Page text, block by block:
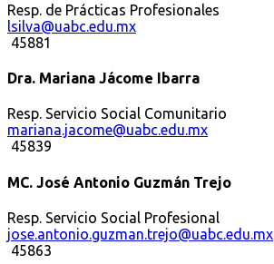
Resp. de Prácticas Profesionales
lsilva@uabc.edu.mx
45881
Dra. Mariana Jácome Ibarra
Resp. Servicio Social Comunitario
mariana.jacome@uabc.edu.mx
45839
MC. José Antonio Guzmán Trejo
Resp. Servicio Social Profesional
jose.antonio.guzman.trejo@uabc.edu.mx
45863